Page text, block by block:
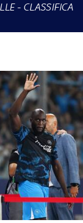
- CLASSIFICA